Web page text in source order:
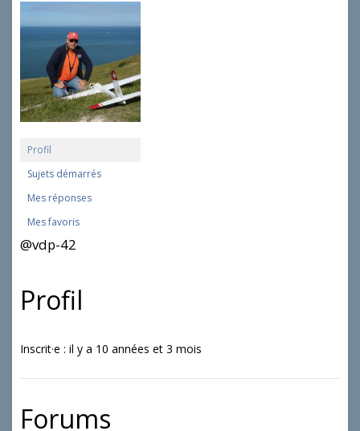
Profil
Sujets démarrés
Mes réponses
Mes favoris
@vdp-42
Profil
Inscrit·e : il y a 10 années et 3 mois
Forums